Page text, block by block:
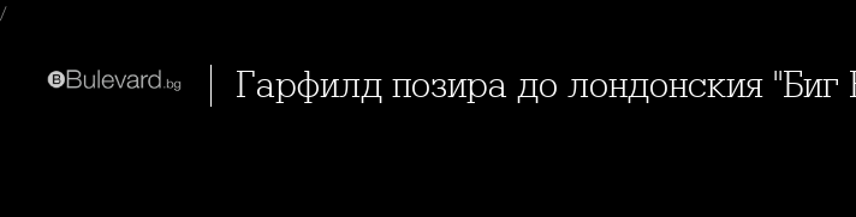
/
Гарфилд позира до лондонския "Биг